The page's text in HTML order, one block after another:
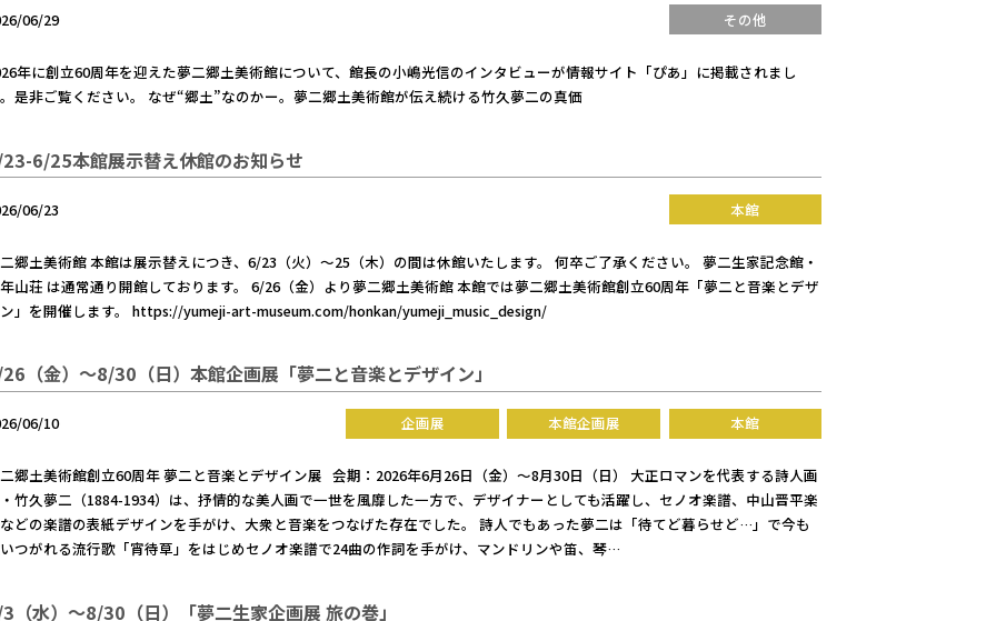
06/29 その他
年に創立60周年を迎えた夢二郷土美術館について、館長の小嶋光信のインタビューが情報サイト「ぴあ」に掲載されまし
是非ご覧ください。 なぜ“郷土”なのかー。夢二郷土美術館が伝え続ける竹久夢二の真価
6/25本館展示替え休館のお知らせ
06/23 本館
郷土美術館 本館は展示替えにつき、6/23（火）～25（木）の間は休館いたします。 何卒ご了承ください。 夢二生家記念館・
山荘 は通常通り開館しております。 6/26（金）より夢二郷土美術館 本館では夢二郷土美術館創立60周年「夢二と音楽とデザ
」を開催します。 https://yumeji-art-museum.com/honkan/yumeji_music_design/
（金）～8/30（日）本館企画展「夢二と音楽とデザイン」
06/10 本館
本館企画展
企画展
郷土美術館創立60周年 夢二と音楽とデザイン展 会期：2026年6月26日（金）～8月30日（日） 大正ロマンを代表する詩人画
竹久夢二（1884-1934）は、抒情的な美人画で一世を風靡した一方で、デザイナーとしても活躍し、セノオ楽譜、中山晋平楽
どの楽譜の表紙デザインを手がけ、大衆と音楽をつなげた存在でした。 詩人でもあった夢二は「待てど暮らせど…」で今も
つがれる流行歌「宵待草」をはじめセノオ楽譜で24曲の作詞を手がけ、マンドリンや笛、琴…
（水）～8/30（日）「夢二生家企画展 旅の巻」